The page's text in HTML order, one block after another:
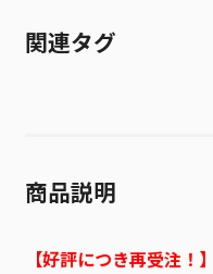
関連タグ
商品説明
【好評につき再受注！】